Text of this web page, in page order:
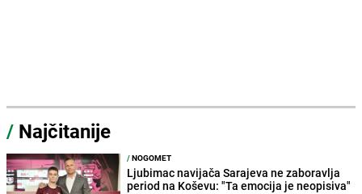
/ Najčitanije
/NOGOMET
Ljubimac navijača Sarajeva ne zaboravlja
period na Koševu: "Ta emocija je neopisiva"